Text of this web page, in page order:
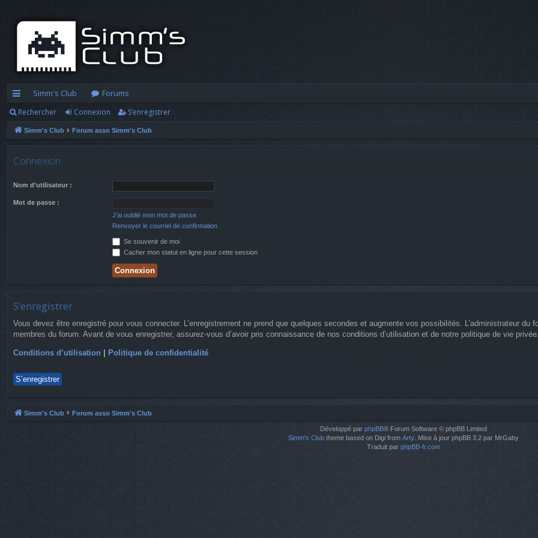
cc
ès
Simm's Club
Forums
Rechercher Connexion S’enregistrer
Simm's Club Forum asso Simm's Club
Connexion
Nom d’utilisateur :
Mot de passe :
J’ai oublié mon mot de passe
Renvoyer le courriel de confirmation
Se souvenir de moi
Cacher mon statut en ligne pour cette session
S’enregistrer
Vous devez être enregistré pour vous connecter. L’enregistrement ne prend que quelques secondes et augmente vos possibilités. L’administrateur
membres du forum. Avant de vous enregistrer, assurez-vous d’avoir pris connaissance de nos conditions d’utilisation et de notre politique de vie
Conditions d’utilisation | Politique de confidentialité
S’enregistrer
Simm's Club Forum asso Simm's Club
Développé par phpBB® Forum Software © phpBB Limited
Simm's Club theme based on Digi from Arty . Mise à jour phpBB 3.2 par MrGaby
Traduit par phpBB-fr.com